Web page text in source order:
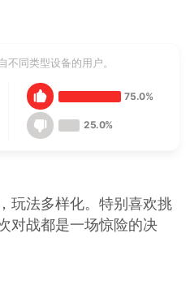
不同类型设备的用户。
75.0%
25.0%
玩法多样化。特别喜欢挑
对战都是一场惊险的决